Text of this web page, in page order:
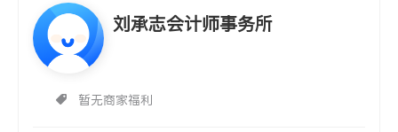
刘承志会计师事务所
暂无商家福利